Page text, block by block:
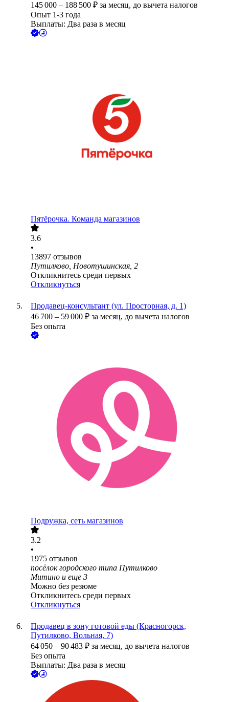
145 000 – 188 500 ₽ за месяц, до вычета налогов
Опыт 1-3 года
Выплаты: Два раза в месяц
Пятёрочка. Команда магазинов
3.6
•
13897 отзывов
Путилково, Новотушинская, 2
Откликнитесь среди первых
Откликнуться
Продавец-консультант (ул. Просторная, д. 1)
46 700 – 59 000 ₽ за месяц, до вычета налогов
Без опыта
Подружка, сеть магазинов
3.2
•
1975 отзывов
посёлок городского типа Путилково
Митино и еще 3
Можно без резюме
Откликнитесь среди первых
Откликнуться
Продавец в зону готовой еды (Красногорск,
Путилково, Вольная, 7)
64 050 – 90 483 ₽ за месяц, до вычета налогов
Без опыта
Выплаты: Два раза в месяц